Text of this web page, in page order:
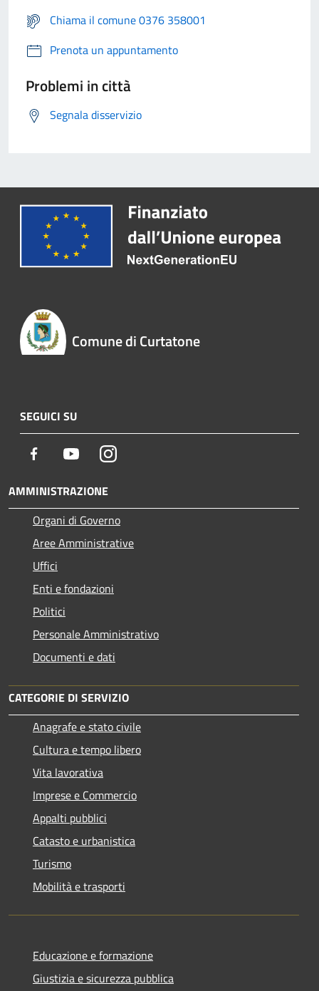
Chiama il comune 0376 358001
Prenota un appuntamento
Problemi in città
Segnala disservizio
Comune di Curtatone
SEGUICI SU
Facebook YoutubeInstagram
AMMINISTRAZIONE
Organi di Governo
Aree Amministrative
Uffici
Enti e fondazioni
Politici
Personale Amministrativo
Documenti e dati
CATEGORIE DI SERVIZIO
Anagrafe e stato civile
Cultura e tempo libero
Vita lavorativa
Imprese e Commercio
Appalti pubblici
Catasto e urbanistica
Turismo
Mobilità e trasporti
Educazione e formazione
Giustizia e sicurezza pubblica